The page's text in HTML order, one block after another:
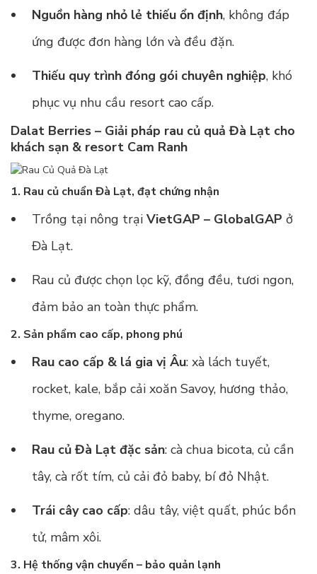
Nguồn hàng nhỏ lẻ thiếu ổn định, không đáp
ứng được đơn hàng lớn và đều đặn.
Thiếu quy trình đóng gói chuyên nghiệp, khó
phục vụ nhu cầu resort cao cấp.
Dalat Berries – Giải pháp rau củ quả Đà Lạt cho
khách sạn & resort Cam Ranh
1. Rau củ chuẩn Đà Lạt, đạt chứng nhận
Trồng tại nông trại VietGAP – GlobalGAP ở
Đà Lạt.
Rau củ được chọn lọc kỹ, đồng đều, tươi ngon,
đảm bảo an toàn thực phẩm.
2. Sản phẩm cao cấp, phong phú
Rau cao cấp & lá gia vị Âu: xà lách tuyết,
rocket, kale, bắp cải xoăn Savoy, hương thảo,
thyme, oregano.
Rau củ Đà Lạt đặc sản: cà chua bicota, củ cần
tây, cà rốt tím, củ cải đỏ baby, bí đỏ Nhật.
Trái cây cao cấp: dâu tây, việt quất, phúc bồn
tử, mâm xôi.
3. Hệ thống vận chuyển – bảo quản lạnh